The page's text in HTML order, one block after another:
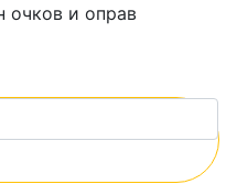
очков и оправ